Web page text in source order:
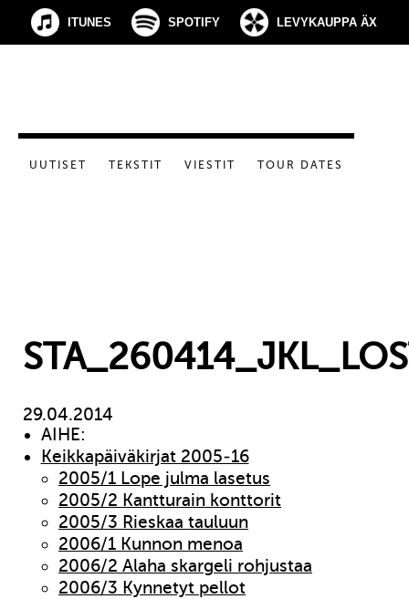
ITUNES SPOTIFY LEVYKAUPPA ÄX
UUTISET TEKSTIT VIESTIT TOUR DATES
29.04.2014
AIHE:
Keikkapäiväkirjat 2005-16
2005/1 Lope julma lasetus
2005/2 Kantturain konttorit
2005/3 Rieskaa tauluun
2006/1 Kunnon menoa
2006/2 Alaha skargeli rohjustaa
2006/3 Kynnetyt pellot